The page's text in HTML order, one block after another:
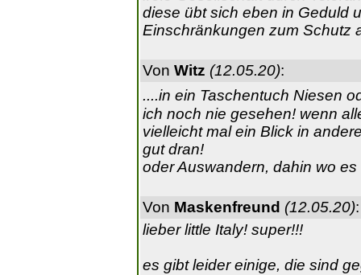
diese übt sich eben in Geduld
Einschränkungen zum Schutz
Von Witz (12.05.20):
....in ein Taschentuch Niesen
ich noch nie gesehen! wenn
vielleicht mal ein Blick in
gut dran!
oder Auswandern, dahin wo
Von Maskenfreund (12.05.20):
lieber little Italy! super!!!
es gibt leider einige, die sind